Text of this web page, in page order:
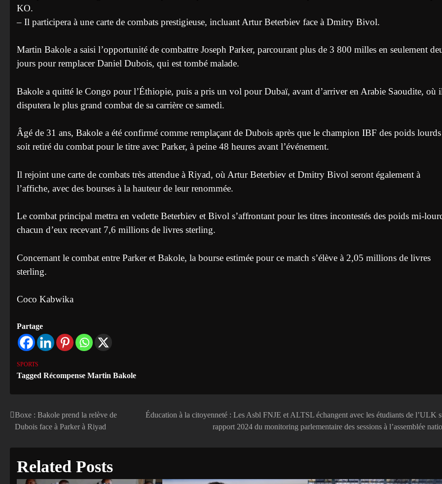
KO.
– Il participera à une carte de combats prestigieuse, incluant Artur Beterbiev face à Dmitry Bivol.
Martin Bakole a saisi l’opportunité de combattre Joseph Parker, parcourant plus de 3 800 milles en seulement
jours pour remplacer Daniel Dubois, qui est tombé malade.
Bakole a quitté le Congo pour l’Éthiopie, puis a pris un vol pour Dubaï, avant d’arriver en Arabie Saoudite, où
disputera le plus grand combat de sa carrière ce samedi.
Âgé de 31 ans, Bakole a été confirmé comme remplaçant de Dubois après que le champion IBF des poids lourds
soit retiré du combat pour le titre avec Parker, à peine 48 heures avant l’événement.
Il rejoint une carte de combats très attendue à Riyad, où Artur Beterbiev et Dmitry Bivol seront également à
l’affiche, avec des bourses à la hauteur de leur renommée.
Le combat principal mettra en vedette Beterbiev et Bivol s’affrontant pour les titres incontestés des poids mi-
chacun d’eux recevant 7,6 millions de livres sterling.
Concernant le combat entre Parker et Bakole, la bourse estimée pour ce match s’élève à 2,05 millions de livres
sterling.
Coco Kabwika
Partage
SPORTS
Tagged Récompense Martin Bakole
Navigation
Boxe : Bakole prend la relève de
Dubois face à Parker à Riyad
Éducation à la citoyenneté : Les Asbl FNJE et ALTSL échangent avec les étudiants de l’ULK
rapport 2024 du monitoring parlementaire des sessions à l’assemblée
Related Posts